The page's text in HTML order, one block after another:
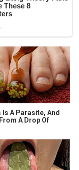
Is A Parasite, And
A Drop Of